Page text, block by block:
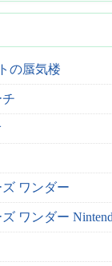
の蜃気楼
ワンダー
ワンダー